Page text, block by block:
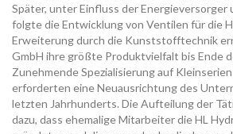
Später, unter Einfluss der Energieversorger
folgte die Entwicklung von Ventilen für die
Erweiterung durch die Kunststofftechnik
GmbH ihre größte Produktvielfalt bis Ende
Zunehmende Spezialisierung auf
erforderten eine Neuausrichtung des
letzten Jahrhunderts. Die Aufteilung der
dazu, dass ehemalige Mitarbeiter die HL